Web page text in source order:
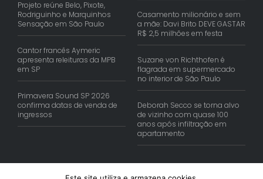
Projeto reúne Belo, Pixote,
Rodriguinho e Marquinhos
Sensação em São Paulo
Cantor francês Aymeric
apresenta releituras da MPB
em SP
Primavera Sound SP 2026
confirma datas de venda de
ingressos
Casamento milionário e sem
a mãe: Davi Brito DEVE GASTAR
R$ 2,5 milhões em festa
Suzane von Richthofen é
flagrada em supermercado
no interior de São Paulo
Deborah Secco se torna alvo
de vizinho com quase 100
anos após infiltração em
apartamento